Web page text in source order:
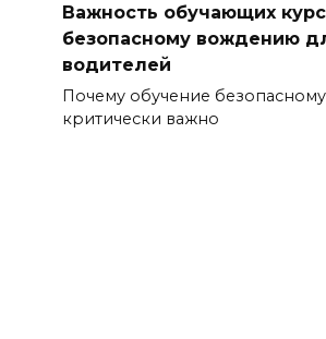
Важность обучающих
безопасному вождению
водителей
Почему обучение
критически важно